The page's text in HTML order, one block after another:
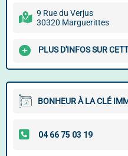
9 Rue du Verjus
30320 Marguerittes
PLUS D'INFOS SUR
BONHEUR À LA CLÉ